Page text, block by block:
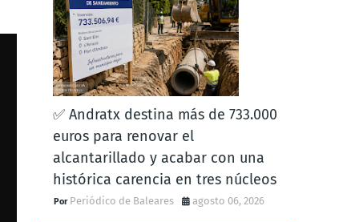
✅ Andratx destina más de 733.000
euros para renovar el
alcantarillado y acabar con una
histórica carencia en tres núcleos
Periódico de Baleares agosto 06, 2026